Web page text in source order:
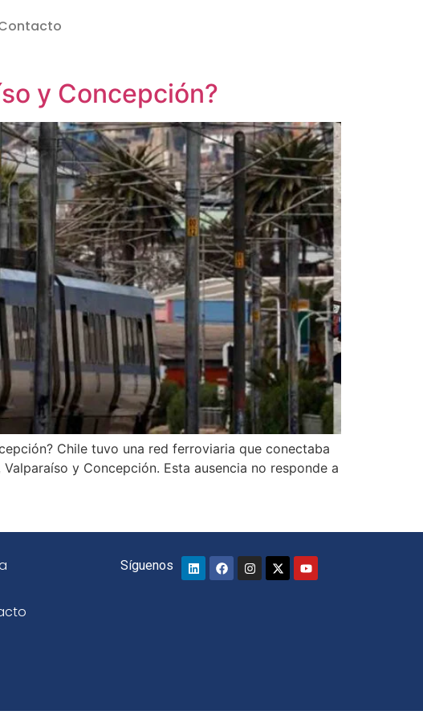
y Concepción?
Chile tuvo una red ferroviaria que conectaba
y Concepción. Esta ausencia no responde a
Síguenos